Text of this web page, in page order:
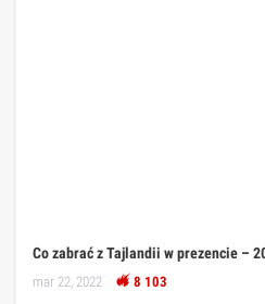
Co zabrać z Tajlandii w prezencie –
mar 22, 2022 8 103